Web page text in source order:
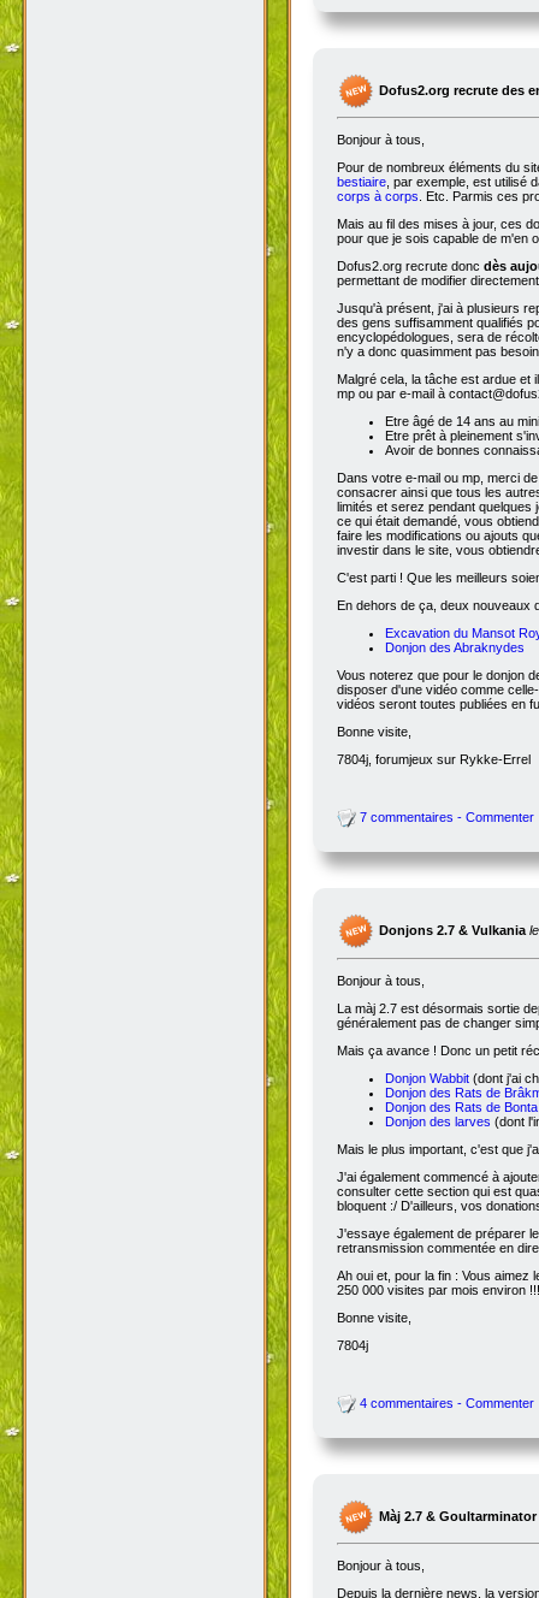
10 commentaires -
Bonjour à tous,
Pour de nombreux éléments du
bestiaire , par exemple, est utilisé
corps à corps. Etc. Parmis ces
Mais au fil des mises à jour, ces
pour que je sois capable de m'en
Dofus2.org recrute doncdès
permettant de modifier
Jusqu'à présent, j'ai à plusieurs
des gens suffisamment qualifiés
encyclopédologues, sera de
n'y a donc quasimment pas
Malgré cela, la tâche est ardue et
mp ou par e-mail à
Etre âgé de 14 ans au
Etre prêt à pleinement
Avoir de bonnes
Dans votre e-mail ou mp, merci
consacrer ainsi que tous les
limités et serez pendant
ce qui était demandé, vous
faire les modifications ou ajouts
investir dans le site, vous
C'est parti ! Que les meilleurs
En dehors de ça, deux nouveaux
Excavation du Mansot
Donjon des Abraknydes
disposer d'une vidéo comme
vidéos seront toutes publiées en
Bonne visite,
7 commentaires - Commenter
Donjons 2.7 & Vulkania
Bonjour à tous,
La màj 2.7 est désormais sortie
généralement pas de changer
Mais ça avance ! Donc un petit
Donjon Wabbit (dont j'ai
Donjon des Rats de
Donjon des Rats de Bonta
Donjon des larves(dont
Mais le plus important, c'est que
J'ai également commencé à
consulter cette section qui est
bloquent :/ D'ailleurs, vos
J'essaye également de préparer
Ah oui et, pour la fin : Vous
250 000 visites par mois environ !!!
Bonne visite,
4 commentaires - Commenter